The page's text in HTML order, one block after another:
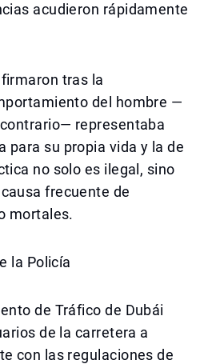
acudieron rápidamente
tras la
del hombre —
representaba
para su propia vida y la de
no solo es ilegal, sino
frecuente de
mortales.
la Policía
de Tráfico de Dubái
de la carretera a
con las regulaciones de